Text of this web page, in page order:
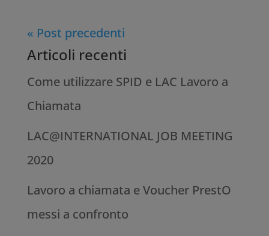
« Post precedenti
Articoli recenti
Come utilizzare SPID‌ ‌e‌ LAC ‌Lavoro‌ ‌a‌
‌Chiamata
LAC@INTERNATIONAL JOB MEETING
2020
Lavoro a chiamata e Voucher PrestO
messi a confronto